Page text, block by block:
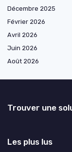
Décembre 2025
Février 2026
Avril 2026
Juin 2026
Août 2026
Trouver une
Les plus lus